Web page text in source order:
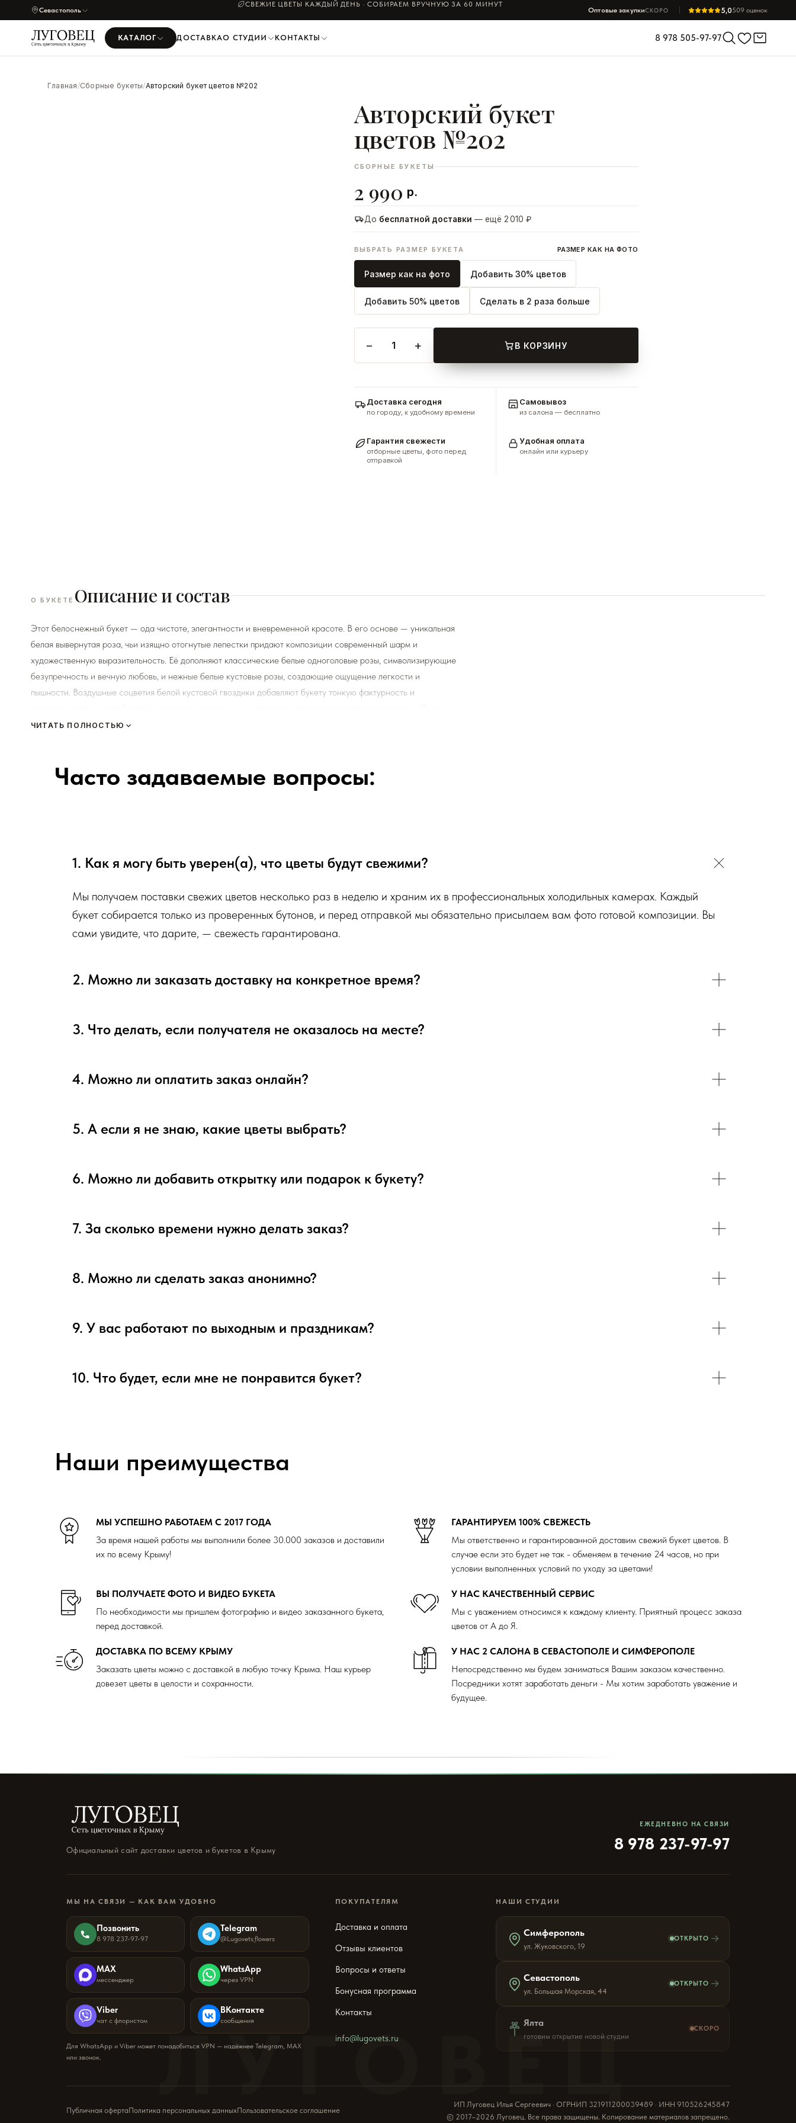
Севастополь
СВЕЖИЕ ЦВЕТЫ КАЖДЫЙ ДЕНЬ · СОБИРАЕМ ВРУЧНУЮ ЗА 60 МИНУТ
Оптовые закупкиСКОРО 5,0509 оценок
КАТАЛОГ ДОСТАВКАО СТУДИИ КОНТАКТЫ 8 978 505-97-97
Главная/Сборные букеты/Авторский букет цветов №202
УВЕЛИЧИТЬ
Авторский букет
цветов №202
СБОРНЫЕ БУКЕТЫ
2 990 р.
До бесплатной доставки — ещё 2 010 ₽
ВЫБРАТЬ РАЗМЕР БУКЕТА РАЗМЕР КАК НА ФОТО
Размер как на фото Добавить 30% цветов
Добавить 50% цветов Сделать в 2 раза больше
− 1 + В КОРЗИНУ
ДОБАВИТЬ В КОРЗИНУ
Доставка сегодня
по городу, к удобному времени
Самовывоз
из салона — бесплатно
Гарантия свежести
отборные цветы, фото перед
отправкой
Удобная оплата
онлайн или курьеру
О БУКЕТЕ Описание и состав
Этот белоснежный букет — ода чистоте, элегантности и вневременной красоте. В его основе — уникальная
белая вывернутая роза, чьи изящно отогнутые лепестки придают композиции современный шарм и
художественную выразительность. Её дополняют классические белые одноголовые розы, символизирующие
безупречность и вечную любовь, и нежные белые кустовые розы, создающие ощущение легкости и
пышности. Воздушные соцветия белой кустовой гвоздики добавляют букету тонкую фактурность и
природную гармонию. Идеальный выбор для торжественных моментов — от свадьбы до юбилея, этот букет
К каждому букету мы прикладываем правила по уходу за цветами и подкормку для срезанных цветов!
Сердечно просим четко следовать инструкции, чтобы цветы радовали Вас❤️
Вами сразу свяжется наш администратор для уточнения деталей заказа.
Перед тем как отправить букет на доставку мы обязательно пришлем Вам на согласование фото
и видео непосредственно того букета, который наш флорист собрал для Вас.
ЧИТАТЬ ПОЛНОСТЬЮ
Часто задаваемые вопросы:
1. Как я могу быть уверен(а), что цветы будут свежими?
Мы получаем поставки свежих цветов несколько раз в неделю и храним их в профессиональных холодильных камерах. Каждый
букет собирается только из проверенных бутонов, и перед отправкой мы обязательно присылаем вам фото готовой композиции. Вы
сами увидите, что дарите, — свежесть гарантирована.
2. Можно ли заказать доставку на конкретное время?
3. Что делать, если получателя не оказалось на месте?
4. Можно ли оплатить заказ онлайн?
5. А если я не знаю, какие цветы выбрать?
6. Можно ли добавить открытку или подарок к букету?
7. За сколько времени нужно делать заказ?
8. Можно ли сделать заказ анонимно?
9. У вас работают по выходным и праздникам?
10. Что будет, если мне не понравится букет?
Наши преимущества
МЫ УСПЕШНО РАБОТАЕМ С 2017 ГОДА
За время нашей работы мы выполнили более 30.000 заказов и доставили
их по всему Крыму!
ГАРАНТИРУЕМ 100% СВЕЖЕСТЬ
Мы ответственно и гарантированной доставим свежий букет цветов. В
случае если это будет не так - обменяем в течение 24 часов, но при
условии выполненных условий по уходу за цветами!
ВЫ ПОЛУЧАЕТЕ ФОТО И ВИДЕО БУКЕТА
По необходимости мы пришлем фотографию и видео заказанного букета,
перед доставкой.
У НАС КАЧЕСТВЕННЫЙ СЕРВИС
Мы с уважением относимся к каждому клиенту. Приятный процесс заказа
цветов от А до Я.
ДОСТАВКА ПО ВСЕМУ КРЫМУ
Заказать цветы можно с доставкой в любую точку Крыма. Наш курьер
довезет цветы в целости и сохранности.
У НАС 2 САЛОНА В СЕВАСТОПОЛЕ И СИМФЕРОПОЛЕ
Непосредственно мы будем заниматься Вашим заказом качественно.
Посредники хотят заработать деньги - Мы хотим заработать уважение и
будущее.
Официальный сайт доставки цветов и букетов в Крыму
ЕЖЕДНЕВНО НА СВЯЗИ
8 978 237-97-97
МЫ НА СВЯЗИ — КАК ВАМ УДОБНО
Позвонить
8 978 237-97-97
Telegram
@Lugovets_flowers
MAX
мессенджер
WhatsApp
через VPN
Viber
чат с флористом
ВКонтакте
сообщения
Для WhatsApp и Viber может понадобиться VPN — надёжнее Telegram, MAX
или звонок.
ПОКУПАТЕЛЯМ
Доставка и оплата
Отзывы клиентов
Вопросы и ответы
Бонусная программа
Контакты
info@lugovets.ru
НАШИ СТУДИИ
Симферополь
ул. Жуковского, 19
ОТКРЫТО →
Севастополь
ул. Большая Морская, 44
ОТКРЫТО →
Ялта
готовим открытие новой студии
СКОРО
Публичная офертаПолитика персональных данныхПользовательское соглашение
ИП Луговец Илья Сергеевич · ОГРНИП 321911200039489 · ИНН 910526245847
© 2017–2026 Луговец. Все права защищены. Копирование материалов запрещено.
ЛУГОВЕЦ